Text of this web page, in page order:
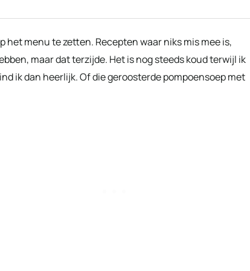
het menu te zetten. Recepten waar niks mis mee is,
maar dat terzijde. Het is nog steeds koud terwijl ik
ik dan heerlijk. Of die geroosterde pompoensoep met